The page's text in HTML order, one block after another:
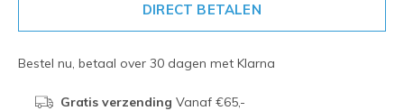
DIRECT BETALEN
Bestel nu, betaal over 30 dagen met Klarna
Gratis verzending Vanaf €65,-